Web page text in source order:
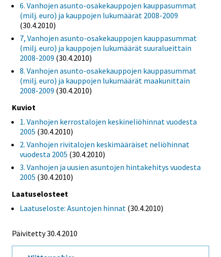
6. Vanhojen asunto-osakekauppojen kauppasummat
(milj. euro) ja kauppojen lukumäärät 2008-2009
(30.4.2010)
7, Vanhojen asunto-osakekauppojen kauppasummat
(milj. euro) ja kauppojen lukumäärät suuralueittain
2008-2009 (30.4.2010)
8. Vanhojen asunto-osakekauppojen kauppasummat
(milj. euro) ja kauppojen lukumäärät maakunittain
2008-2009 (30.4.2010)
Kuviot
1. Vanhojen kerrostalojen keskineliöhinnat vuodesta
2005 (30.4.2010)
2. Vanhojen rivitalojen keskimääräiset neliöhinnat
vuodesta 2005 (30.4.2010)
3. Vanhojen ja uusien asuntojen hintakehitys vuodesta
2005 (30.4.2010)
Laatuselosteet
Laatuseloste: Asuntojen hinnat (30.4.2010)
Päivitetty 30.4.2010